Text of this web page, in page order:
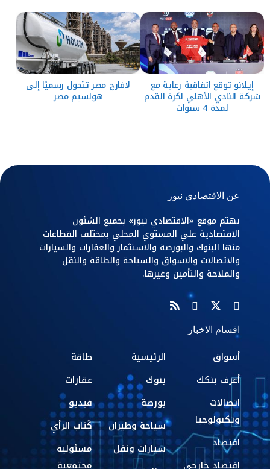
إيلانو توقع اتفاقية رعاية مع
شركة النادي الأهلي لكرة القدم
لمدة 4 سنوات
لافارچ مصر تتحول رسميًا إلى
هولسيم مصر
عن الاقتصادي نيوز
يهتم موقع «الاقتصادي نيوز» بجميع الشئون
الاقتصادية علي المستوي المحلي بمختلف القطاعات
منها البنوك والبورصة والاستثمار والعقارات والسيارات
والاتصالات والاسواق والسياحة والطاقة والنقل
والملاحة والتأمين وغيرها.
اقسام الاخبار
أسواق
أعرف بنكك
اتصالات
وتكنولوجيا
اقتصاد
اقتصاد خارجي
الرئيسية
بنوك
بورصة
سياحة وطيران
سيارات ونقل
طاقة
عقارات
فيديو
كُتاب الرأي
مسئولية
مجتمعية